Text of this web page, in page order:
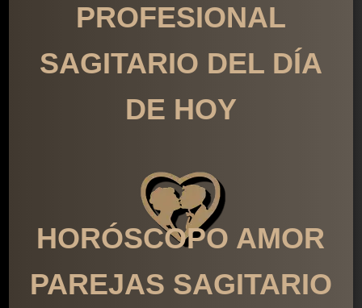
PROFESIONAL
SAGITARIO DEL DÍA
DE HOY
HORÓSCOPO AMOR
PAREJAS SAGITARIO